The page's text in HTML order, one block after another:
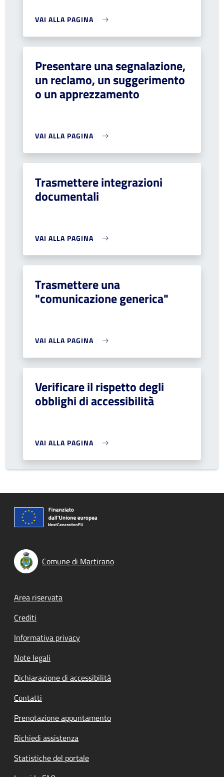
VAI ALLA PAGINA
Presentare una segnalazione,
un reclamo, un suggerimento
o un apprezzamento
VAI ALLA PAGINA
Trasmettere integrazioni
documentali
VAI ALLA PAGINA
Trasmettere una
"comunicazione generica"
VAI ALLA PAGINA
Verificare il rispetto degli
obblighi di accessibilità
VAI ALLA PAGINA
Comune di Martirano
Footer menu
Area riservata
Crediti
Informativa privacy
Note legali
Dichiarazione di accessibilità
Contatti
Prenotazione appuntamento
Richiedi assistenza
Statistiche del portale